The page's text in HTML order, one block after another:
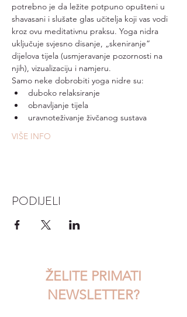
potrebno je da ležite potpuno opušteni u
shavasani i slušate glas učitelja koji vas vodi
kroz ovu meditativnu praksu. Yoga nidra
uključuje svjesno disanje, „skeniranje“
dijelova tijela (usmjeravanje pozornosti na
njih), vizualizaciju i namjeru.
Samo neke dobrobiti yoga nidre su:
duboko relaksiranje
obnavljanje tijela
uravnoteživanje živčanog sustava
VIŠE INFO
PODIJELI
ŽELITE PRIMATI
NEWSLETTER?